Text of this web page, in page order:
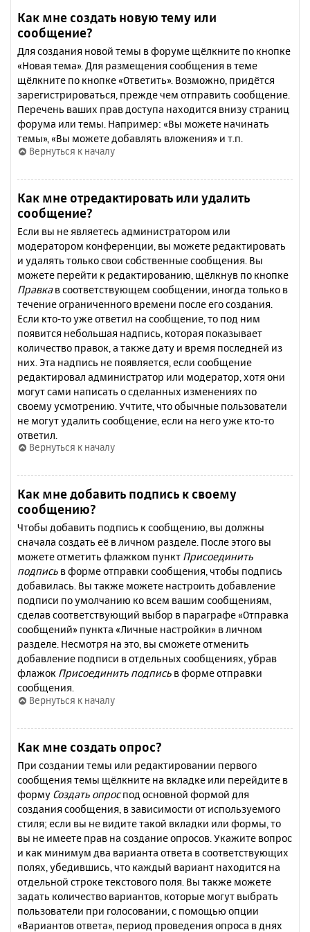
Как мне создать новую тему или
сообщение?
Для создания новой темы в форуме щёлкните по кнопке
«Новая тема». Для размещения сообщения в теме
щёлкните по кнопке «Ответить». Возможно, придётся
зарегистрироваться, прежде чем отправить сообщение.
Перечень ваших прав доступа находится внизу страниц
форума или темы. Например: «Вы можете начинать
темы», «Вы можете добавлять вложения» и т.п.
Вернуться к началу
Как мне отредактировать или удалить
сообщение?
Если вы не являетесь администратором или
модератором конференции, вы можете редактировать
и удалять только свои собственные сообщения. Вы
можете перейти к редактированию, щёлкнув по кнопке
Правкав соответствующем сообщении, иногда только в
течение ограниченного времени после его создания.
Если кто-то уже ответил на сообщение, то под ним
появится небольшая надпись, которая показывает
количество правок, а также дату и время последней из
них. Эта надпись не появляется, если сообщение
редактировал администратор или модератор, хотя они
могут сами написать о сделанных изменениях по
своему усмотрению. Учтите, что обычные пользователи
не могут удалить сообщение, если на него уже кто-то
ответил.
Вернуться к началу
Как мне добавить подпись к своему
сообщению?
Чтобы добавить подпись к сообщению, вы должны
сначала создать её в личном разделе. После этого вы
можете отметить флажком пункт Присоединить
подпись в форме отправки сообщения, чтобы подпись
добавилась. Вы также можете настроить добавление
подписи по умолчанию ко всем вашим сообщениям,
сделав соответствующий выбор в параграфе «Отправка
сообщений» пункта «Личные настройки» в личном
разделе. Несмотря на это, вы сможете отменить
добавление подписи в отдельных сообщениях, убрав
флажок Присоединить подпись в форме отправки
сообщения.
Вернуться к началу
Как мне создать опрос?
При создании темы или редактировании первого
сообщения темы щёлкните на вкладке или перейдите в
форму Создать опроспод основной формой для
создания сообщения, в зависимости от используемого
стиля; если вы не видите такой вкладки или формы, то
вы не имеете прав на создание опросов. Укажите вопрос
и как минимум два варианта ответа в соответствующих
полях, убедившись, что каждый вариант находится на
отдельной строке текстового поля. Вы также можете
задать количество вариантов, которые могут выбрать
пользователи при голосовании, с помощью опции
«Вариантов ответа», период проведения опроса в днях